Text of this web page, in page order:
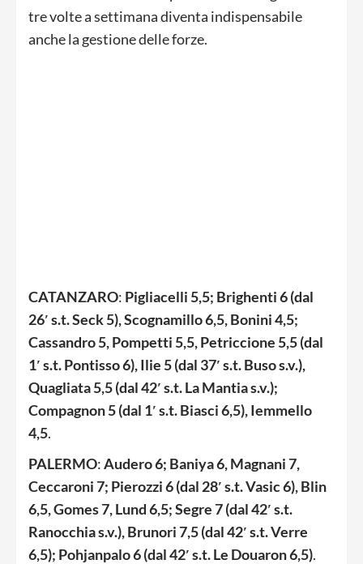
tre volte a settimana diventa indispensabile
anche la gestione delle forze.
CATANZARO: Pigliacelli 5,5; Brighenti 6 (dal
26′ s.t. Seck 5), Scognamillo 6,5, Bonini 4,5;
Cassandro 5, Pompetti 5,5, Petriccione 5,5 (dal
1′ s.t. Pontisso 6), Ilie 5 (dal 37′ s.t. Buso s.v.),
Quagliata 5,5 (dal 42′ s.t. La Mantia s.v.);
Compagnon 5 (dal 1′ s.t. Biasci 6,5), Iemmello
4,5.
PALERMO:Audero 6; Baniya 6, Magnani 7,
Ceccaroni 7; Pierozzi 6 (dal 28′ s.t. Vasic 6), Blin
6,5, Gomes 7, Lund 6,5; Segre 7 (dal 42′ s.t.
Ranocchia s.v.), Brunori 7,5 (dal 42′ s.t. Verre
6,5); Pohjanpalo 6 (dal 42′ s.t. Le Douaron 6,5).